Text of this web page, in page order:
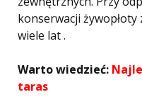
konserwacji
wiele lat .
Warto wiedzieć:
taras